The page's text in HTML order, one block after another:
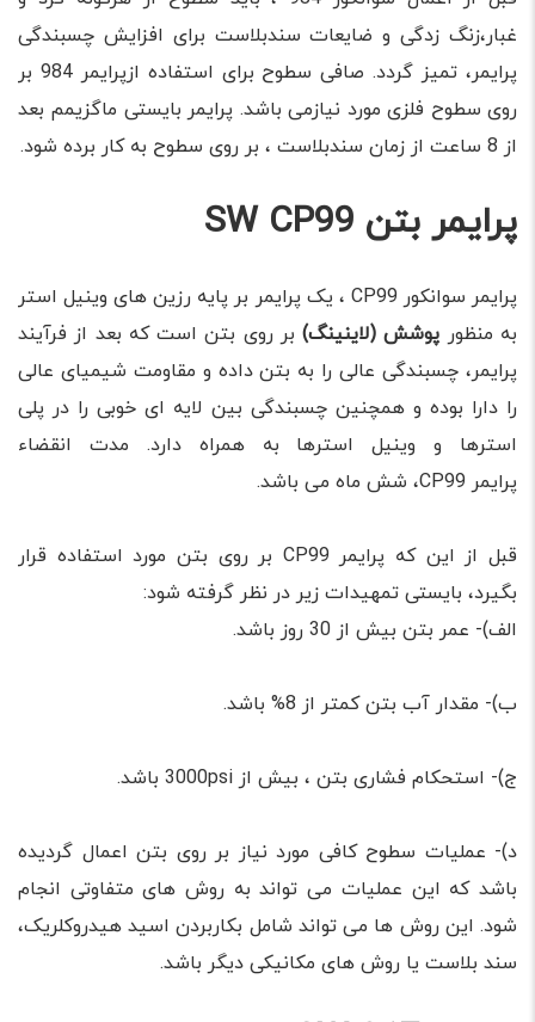
غبار،زنگ زدگی و ضایعات سندبلاست برای افزایش چسبندگی
پرایمر، تمیز گردد. صافی سطوح برای استفاده ازپرایمر 984 بر
روی سطوح فلزی مورد نیازمی باشد. پرایمر بایستی ماگزیمم بعد
از 8 ساعت از زمان سندبلاست ، بر روی سطوح به کار برده شود.
پرایمر بتن SW CP99
پرایمر سوانکور CP99 ، یک پرایمر بر پایه رزین های وینیل استر
به منظور پوشش (لاینینگ)بر روی بتن است که بعد از فرآیند
پرایمر، چسبندگی عالی را به بتن داده و مقاومت شیمیای عالی
را دارا بوده و همچنین چسبندگی بین لایه ای خوبی را در پلی
استرها و وینیل استرها به همراه دارد. مدت انقضاء
پرایمر CP99، شش ماه می باشد.
قبل از این که پرایمر CP99 بر روی بتن مورد استفاده قرار
بگیرد، بایستی تمهیدات زیر در نظر گرفته شود:
الف)- عمر بتن بیش از 30 روز باشد.
ب)- مقدار آب بتن کمتر از 8% باشد.
ج)- استحکام فشاری بتن ، بیش از 3000psi باشد.
د)- عملیات سطوح کافی مورد نیاز بر روی بتن اعمال گردیده
باشد که این عملیات می تواند به روش های متفاوتی انجام
شود. این روش ها می تواند شامل بکاربردن اسید هیدروکلریک،
سند بلاست یا روش های مکانیکی دیگر باشد.